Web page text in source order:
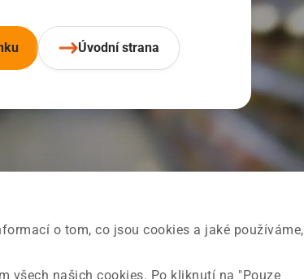
o tom, co jsou cookies a jaké používáme,
všech našich cookies. Po kliknutí na "Pouze
Úvodní strana